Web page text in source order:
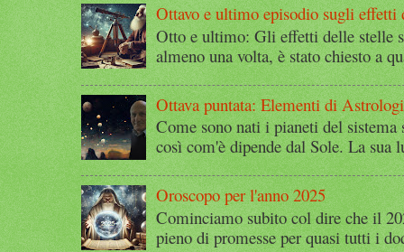
Ottavo e ultimo episodio sugli effetti
Otto e ultimo: Gli effetti delle stelle
almeno una volta, è stato chiesto a
Ottava puntata: Elementi di
Come sono nati i pianeti del
così com'è dipende dal Sole. La sua
Oroscopo per l'anno 2025
Cominciamo subito col dire che il
pieno di promesse per quasi tutti i